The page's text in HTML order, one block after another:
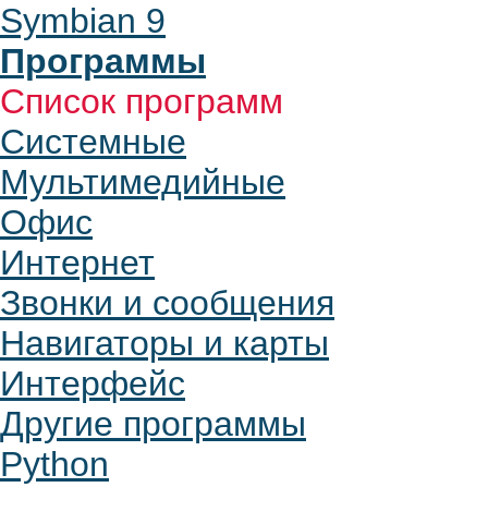
Symbian 9
Программы
Список программ
Системные
Мультимедийные
Офис
Интернет
Звонки и сообщения
Навигаторы и карты
Интерфейс
Другие программы
Python